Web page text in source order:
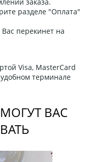
разделе "Оплата"
перекинет на
Visa, MasterCard
терминале
ВАС